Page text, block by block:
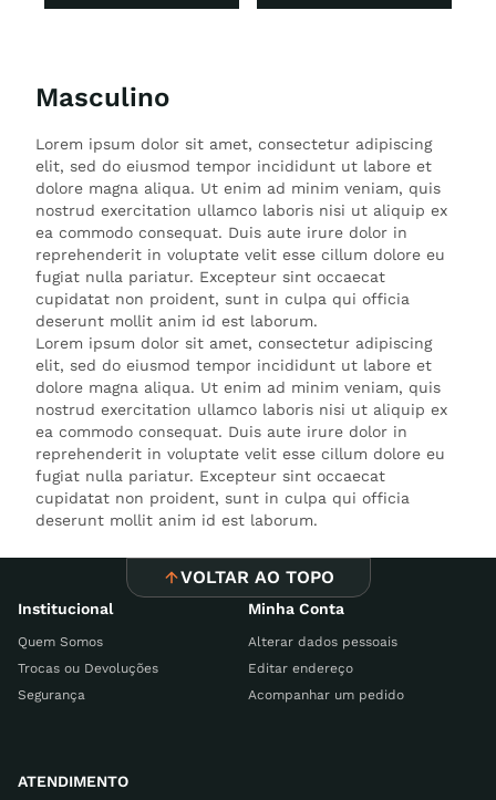
Masculino
Lorem ipsum dolor sit amet, consectetur adipiscing
elit, sed do eiusmod tempor incididunt ut labore et
dolore magna aliqua. Ut enim ad minim veniam, quis
nostrud exercitation ullamco laboris nisi ut aliquip ex
ea commodo consequat. Duis aute irure dolor in
reprehenderit in voluptate velit esse cillum dolore eu
fugiat nulla pariatur. Excepteur sint occaecat
cupidatat non proident, sunt in culpa qui officia
deserunt mollit anim id est laborum.
Lorem ipsum dolor sit amet, consectetur adipiscing
elit, sed do eiusmod tempor incididunt ut labore et
dolore magna aliqua. Ut enim ad minim veniam, quis
nostrud exercitation ullamco laboris nisi ut aliquip ex
ea commodo consequat. Duis aute irure dolor in
reprehenderit in voluptate velit esse cillum dolore eu
fugiat nulla pariatur. Excepteur sint occaecat
cupidatat non proident, sunt in culpa qui officia
deserunt mollit anim id est laborum.
VOLTAR AO TOPO
Institucional
Quem Somos
Trocas ou Devoluções
Segurança
Minha Conta
Alterar dados pessoais
Editar endereço
Acompanhar um pedido
ATENDIMENTO